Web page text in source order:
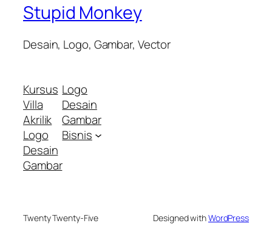
Stupid Monkey
Desain, Logo, Gambar, Vector
Kursus
Villa
Akrilik
Logo
Desain
Gambar
Logo
Desain
Gambar
Bisnis
Twenty Twenty-Five Designed withWordPress